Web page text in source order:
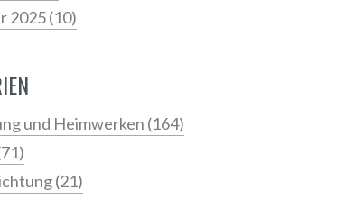
2025(10)
und Heimwerken (164)
(21)